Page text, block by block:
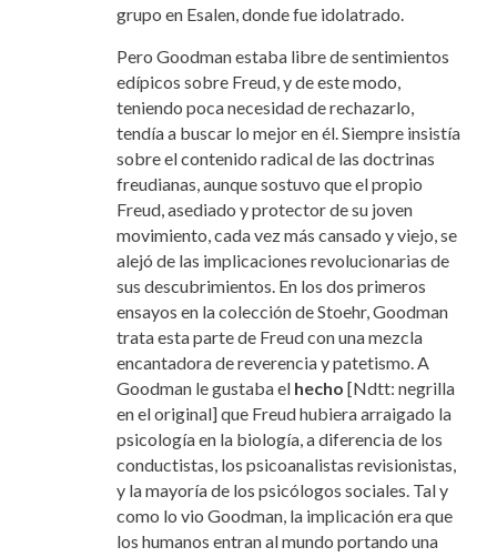
grupo en Esalen, donde fue idolatrado.
Pero Goodman estaba libre de sentimientos
edípicos sobre Freud, y de este modo,
teniendo poca necesidad de rechazarlo,
tendía a buscar lo mejor en él. Siempre insistía
sobre el contenido radical de las doctrinas
freudianas, aunque sostuvo que el propio
Freud, asediado y protector de su joven
movimiento, cada vez más cansado y viejo, se
alejó de las implicaciones revolucionarias de
sus descubrimientos. En los dos primeros
ensayos en la colección de Stoehr, Goodman
trata esta parte de Freud con una mezcla
encantadora de reverencia y patetismo. A
Goodman le gustaba el hecho [Ndtt: negrilla
en el original] que Freud hubiera arraigado la
psicología en la biología, a diferencia de los
conductistas, los psicoanalistas revisionistas,
y la mayoría de los psicólogos sociales. Tal y
como lo vio Goodman, la implicación era que
los humanos entran al mundo portando una